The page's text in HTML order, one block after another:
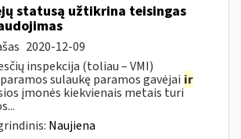
statusą užtikrina teisingas
2020-12-09
inspekcija (toliau – VMI)
sulaukę paramos gavėjai ir
įmonės kiekvienais metais turi
Naujiena